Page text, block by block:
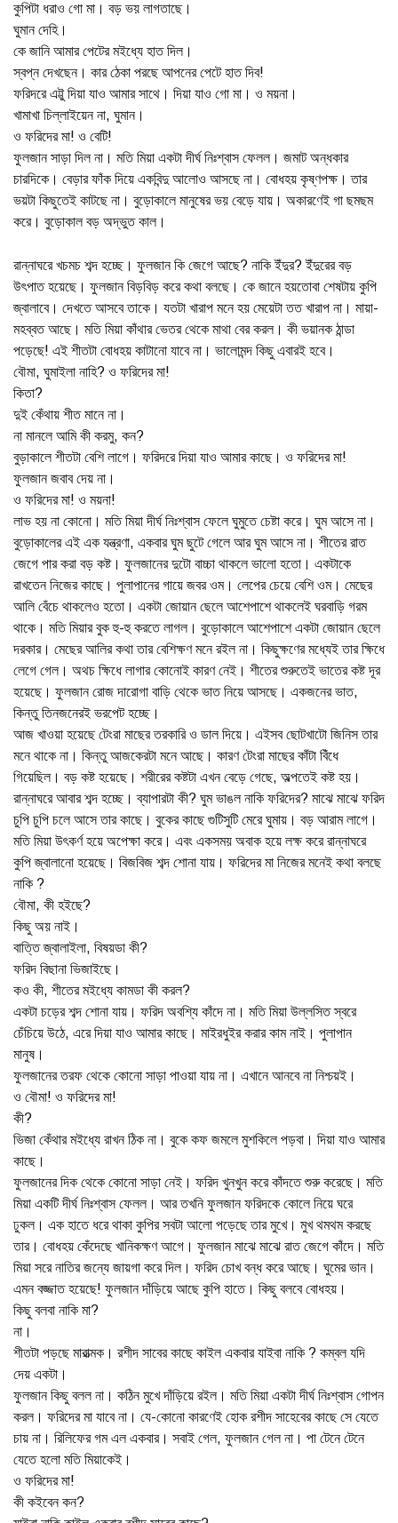
কুপিটা ধরাও গো মা। বড় ভয় লাগতাছে।
ঘুমান দেহি।
কে জানি আমার পেটের মইধ্যে হাত দিল।
স্বপ্ন দেখছেন। কার ঠেকা পরছে আপনের পেটে হাত দিব!
ফরিদরে এট্টু দিয়া যাও আমার সাথে। দিয়া যাও গো মা। ও ময়না।
খামাখা চিল্লাইয়েন না, ঘুমান।
ও ফরিদের মা! ও বেটি!
ফুলজান সাড়া দিল না। মতি মিয়া একটা দীর্ঘ নিঃশ্বাস ফেলল। জমাট অন্ধকার
চারদিকে। বেড়ার ফাঁক দিয়ে একবিন্দু আলোও আসছে না। বোধহয় কৃষ্ণপক্ষ। তার
ভয়টা কিছুতেই কাটছে না। বুড়োকালে মানুষের ভয় বেড়ে যায়। অকারণেই গা ছমছম
করে। বুড়োকাল বড় অদ্ভুত কাল।
রান্নাঘরে খচমচ শব্দ হচ্ছে। ফুলজান কি জেগে আছে? নাকি ইঁদুর? ইঁদুরের বড়
উৎপাত হয়েছে। ফুলজান বিড়বিড় করে কথা বলছে। কে জানে হয়তোবা শেষটায় কুপি
জ্বালাবে। দেখতে আসবে তাকে। যতটা খারাপ মনে হয় মেয়েটা তত খারাপ না। মায়া-
মহব্বত আছে। মতি মিয়া কাঁথার ভেতর থেকে মাথা বের করল। কী ভয়ানক ঠান্ডা
পড়েছে! এই শীতটা বোধহয় কাটানো যাবে না। ভালোমন্দ কিছু এবারই হবে।
বৌমা, ঘুমাইলা নাহি? ও ফরিদের মা!
কিতা?
দুই কেঁথায় শীত মানে না।
না মানলে আমি কী করমু, কন?
বুড়াকালে শীতটা বেশি লাগে। ফরিদরে দিয়া যাও আমার কাছে। ও ফরিদের মা!
ফুলজান জবাব দেয় না।
ও ফরিদের মা! ও ময়না!
লাভ হয় না কোনো। মতি মিয়া দীর্ঘ নিঃশ্বাস ফেলে ঘুমুতে চেষ্টা করে। ঘুম আসে না।
বুড়োকালের এই এক যন্ত্রণা, একবার ঘুম ছুটে গেলে আর ঘুম আসে না। শীতের রাত
জেগে পার করা বড় কষ্ট। ফুলজানের দুটো বাচ্চা থাকলে ভালো হতো। একটাকে
রাখতেন নিজের কাছে। পুলাপানের গায়ে জবর ওম। লেপের চেয়ে বেশি ওম। মেছের
আলি বেঁচে থাকলেও হতো। একটা জোয়ান ছেলে আশেপাশে থাকলেই ঘরবাড়ি গরম
থাকে। মতি মিয়ার বুক হু-হু করতে লাগল। বুড়োকালে আশেপাশে একটা জোয়ান ছেলে
দরকার। মেছের আলির কথা তার বেশিক্ষণ মনে রইল না। কিছুক্ষণের মধ্যেই তার ক্ষিধে
লেগে গেল। অথচ ক্ষিধে লাগার কোনোই কারণ নেই। শীতের শুরুতেই ভাতের কষ্ট দূর
হয়েছে। ফুলজান রোজ দারোগা বাড়ি থেকে ভাত নিয়ে আসছে। একজনের ভাত,
কিন্তু তিনজনেরই ভরপেট হচ্ছে।
আজ খাওয়া হয়েছে টেংরা মাছের তরকারি ও ডাল দিয়ে। এইসব ছোটখাটো জিনিস তার
মনে থাকে না। কিন্তু আজকেরটা মনে আছে। কারণ টেংরা মাছের কাঁটা বিঁধে
গিয়েছিল। বড় কষ্ট হয়েছে। শরীরের কষ্টটা এখন বেড়ে গেছে, অল্পতেই কষ্ট হয়।
রান্নাঘরে আবার শব্দ হচ্ছে। ব্যাপারটা কী? ঘুম ভাঙল নাকি ফরিদের? মাঝে মাঝে ফরিদ
চুপি চুপি চলে আসে তার কাছে। বুকের কাছে গুটিসুটি মেরে ঘুমায়। বড় আরাম লাগে।
মতি মিয়া উৎকর্ণ হয়ে অপেক্ষা করে। এবং একসময় অবাক হয়ে লক্ষ করে রান্নাঘরে
কুপি জ্বালানো হয়েছে। বিজবিজ শব্দ শোনা যায়। ফরিদের মা নিজের মনেই কথা বলছে
নাকি ?
বৌমা, কী হইছে?
কিছু অয় নাই।
বাত্তি জ্বালাইলা, বিষয়ডা কী?
ফরিদ বিছানা ভিজাইছে।
কও কী, শীতের মইধ্যে কামডা কী করল?
একটা চড়ের শব্দ শোনা যায়। ফরিদ অবশ্যি কাঁদে না। মতি মিয়া উল্লসিত স্বরে
চেঁচিয়ে উঠে, এরে দিয়া যাও আমার কাছে। মাইরধুইর করার কাম নাই। পুলাপান
মানুষ।
ফুলজানের তরফ থেকে কোনো সাড়া পাওয়া যায় না। এখানে আনবে না নিশ্চয়ই।
ও বৌমা! ও ফরিদের মা!
কী?
ভিজা কেঁথার মইধ্যে রাখন ঠিক না। বুকে কফ জমলে মুশকিলে পড়বা। দিয়া যাও আমার
কাছে।
ফুলজানের দিক থেকে কোনো সাড়া নেই। ফরিদ খুনখুন করে কাঁদতে শুরু করেছে। মতি
মিয়া একটি দীর্ঘ নিঃশ্বাস ফেলল। আর তখনি ফুলজান ফরিদকে কোলে নিয়ে ঘরে
ঢুকল। এক হাতে ধরে থাকা কুপির সবটা আলো পড়েছে তার মুখে। মুখ থমথম করছে
তার। বোধহয় কেঁদেছে খানিকক্ষণ আগে। ফুলজান মাঝে মাঝে রাত জেগে কাঁদে। মতি
মিয়া সরে নাতির জন্যে জায়গা করে দিল। ফরিদ চোখ বন্ধ করে আছে। ঘুমের ভান।
এমন বজ্জাত হয়েছে! ফুলজান দাঁড়িয়ে আছে কুপি হাতে। কিছু বলবে বোধহয়।
কিছু বলবা নাকি মা?
না।
শীতটা পড়ছে মারাত্মক। রশীদ সাবের কাছে কাইল একবার যাইবা নাকি ? কম্বল যদি
দেয় একটা।
ফুলজান কিছু বলল না। কঠিন মুখে দাঁড়িয়ে রইল। মতি মিয়া একটা দীর্ঘ নিঃশ্বাস গোপন
করল। ফরিদের মা যাবে না। যে-কোনো কারণেই হোক রশীদ সাহেবের কাছে সে যেতে
চায় না। রিলিফের গম এল একবার। সবাই গেল, ফুলজান গেল না। পা টেনে টেনে
যেতে হলো মতি মিয়াকেই।
ও ফরিদের মা!
কী কইবেন কন?